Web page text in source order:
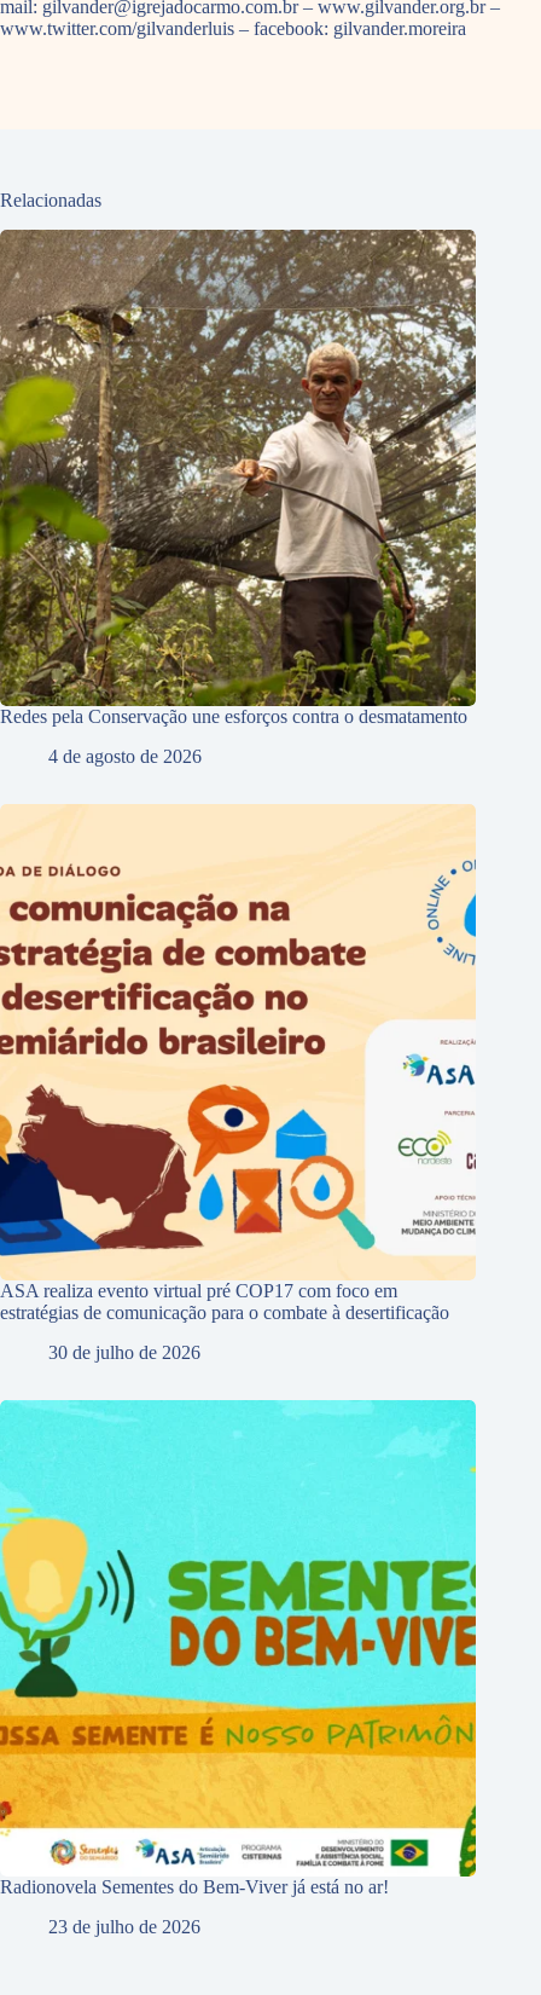
mail: gilvander@igrejadocarmo.com.br – www.gilvander.org.br –
www.twitter.com/gilvanderluis – facebook: gilvander.moreira
Relacionadas
Redes pela Conservação une esforços contra o desmatamento
4 de agosto de 2026
ASA realiza evento virtual pré COP17 com foco em
estratégias de comunicação para o combate à desertificação
30 de julho de 2026
Radionovela Sementes do Bem-Viver já está no ar!
23 de julho de 2026